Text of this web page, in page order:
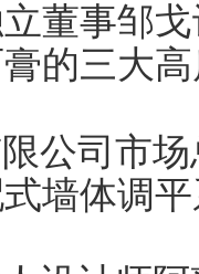
董事邹
的三大
限公司市
墙体调